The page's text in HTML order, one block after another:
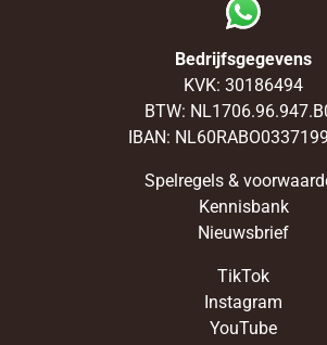
Bedrijfsgegevens
KVK: 30186494
BTW:
IBAN:
Spelregels &
Kennisbank
Nieuwsbrief
TikTok
Instagram
YouTube